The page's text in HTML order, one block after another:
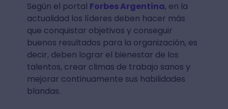
Según el portal Forbes Argentina, en la
actualidad los líderes deben hacer más
que conquistar objetivos y conseguir
buenos resultados para la organización, es
decir, deben lograr el bienestar de los
talentos, crear climas de trabajo sanos y
mejorar continuamente sus habilidades
blandas.